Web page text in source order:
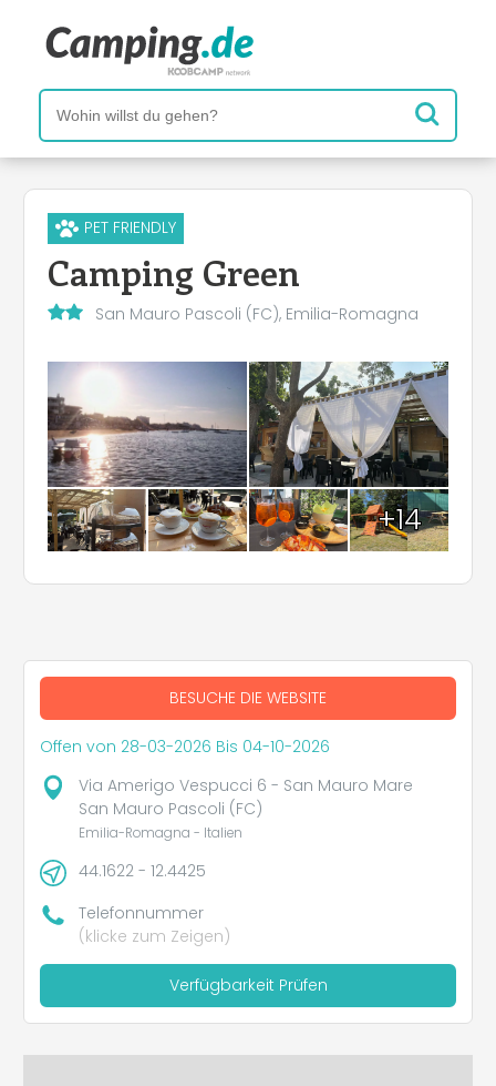
PET FRIENDLY
Camping Green
San Mauro Pascoli (FC), Emilia-Romagna
+14
BESUCHE DIE WEBSITE
Offen von 28-03-2026 Bis 04-10-2026
Via Amerigo Vespucci 6 - San Mauro Mare
San Mauro Pascoli (FC)
Emilia-Romagna - Italien
44.1622 - 12.4425
Telefonnummer
(klicke zum Zeigen)
Verfügbarkeit Prüfen